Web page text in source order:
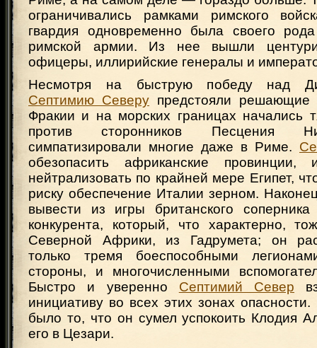
ограничивались рамками римского
гвардия одновременно была своего
римской армии. Из нее вышли
офицеры, иллирийские генералы и
Несмотря на быструю победу над
Септимию Северу предстояли решающие
Фракии и на морских границах начались
против сторонников Песцения
симпатизировали многие даже в Риме.
обезопасить африканские
нейтрализовать по крайней мере Египет,
риску обеспечение Италии зерном.
вывести из игры британского
конкурента, который, что характерно,
Северной Африки, из Гадрумета; он
только тремя боеспособными
стороны, и многочисленными
Быстро и уверенно Септимий Север
инициативу во всех этих зонах
было то, что он сумел успокоить Клодия
его в Цезари.